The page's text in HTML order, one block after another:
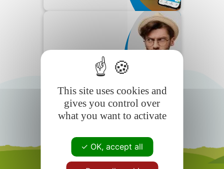
Wohnmobilfahrer
This site uses cookies and
gives you control over
what you want to activate
OK, accept all